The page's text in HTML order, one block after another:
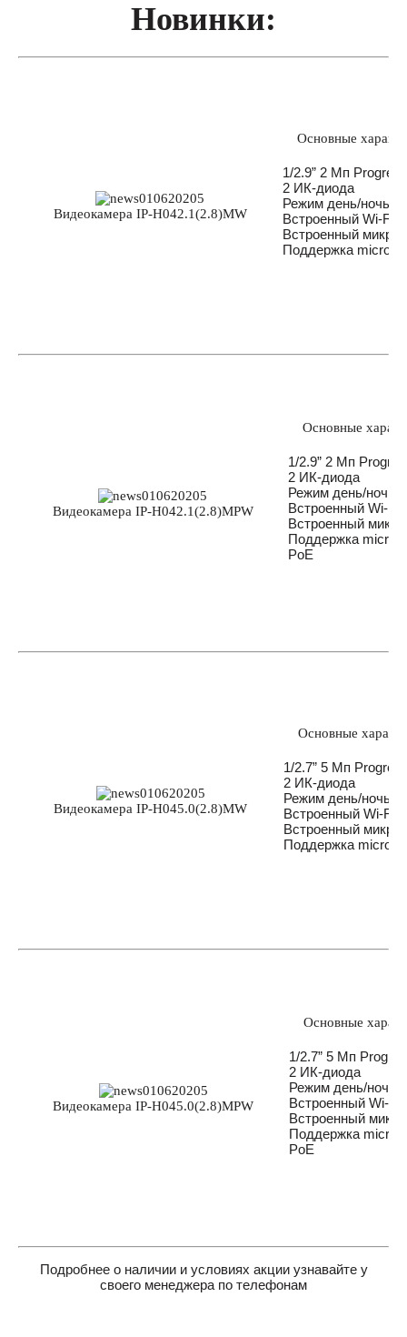
Новинки:
Видеокамера IP-H042.1(2.8)MW
Основные
1/2.9” 2 Мп
2 ИК-диода
Режим день/ночь,
Встроенный Wi-Fi
Встроенный
Поддержка micro-
Видеокамера IP-H042.1(2.8)MPW
Основные
1/2.9” 2 Мп
2 ИК-диода
Режим день/ночь,
Встроенный Wi-Fi
Встроенный
Поддержка micro-
PoE
Видеокамера IP-H045.0(2.8)MW
Основные
1/2.7” 5 Мп
2 ИК-диода
Режим день/ночь,
Встроенный Wi-Fi
Встроенный
Поддержка micro-
Видеокамера IP-H045.0(2.8)MPW
Основные
1/2.7” 5 Мп
2 ИК-диода
Режим день/ночь,
Встроенный Wi-Fi
Встроенный
Поддержка micro-
PoE
Подробнее о наличии и условиях акции узнавайте у
своего менеджера по телефонам